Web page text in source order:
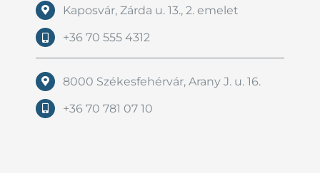
Kaposvár, Zárda u. 13., 2. emelet
+36 70 555 4312
8000 Székesfehérvár, Arany J. u. 16.
+36 70 781 07 10